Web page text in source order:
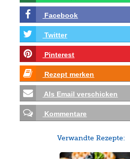
Facebook
Twitter
Pinterest
Rezept merken
Als Email verschicken
Kommentare
Verwandte Rezepte: